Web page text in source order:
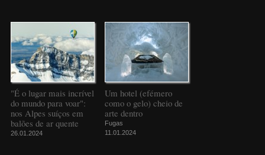
"É o lugar mais incrível
do mundo para voar":
nos Alpes suíços em
balões de ar quente
26.01.2024
Um hotel (efémero
como o gelo) cheio de
arte dentro
Fugas
11.01.2024